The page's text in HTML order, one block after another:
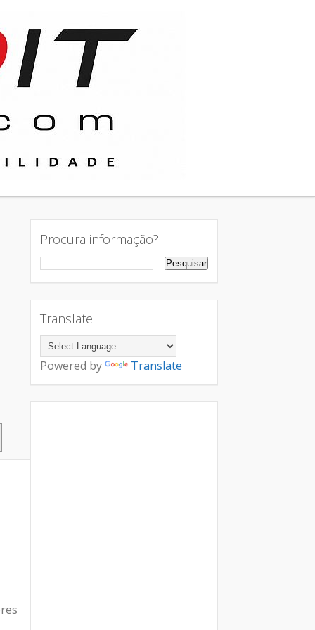
Procura informação?
Translate
Powered by Translate